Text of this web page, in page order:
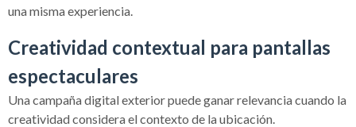
una misma experiencia.
Creatividad contextual para pantallas
espectaculares
Una campaña digital exterior puede ganar relevancia cuando la
creatividad considera el contexto de la ubicación.